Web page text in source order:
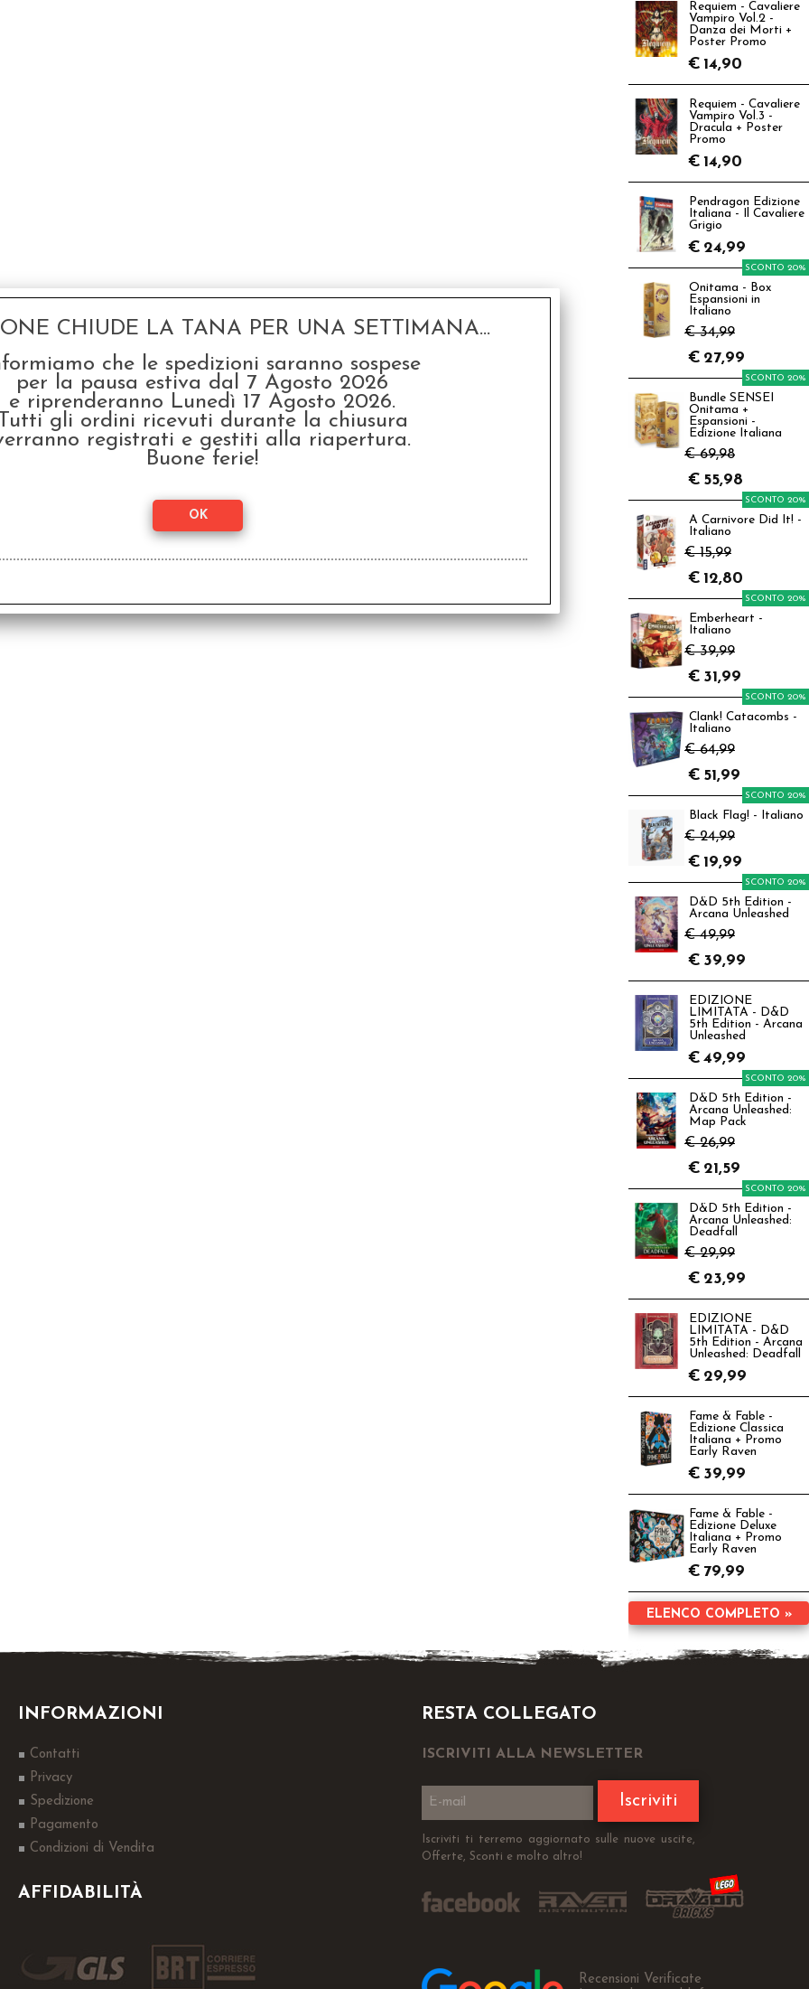
Requiem - Cavaliere
Vampiro Vol.2 -
Danza dei Morti +
Poster Promo
€ 14,90
Requiem - Cavaliere
Vampiro Vol.3 -
Dracula + Poster
Promo
€ 14,90
Pendragon Edizione
Italiana - Il Cavaliere
Grigio
€ 24,99
Onitama - Box
Espansioni in
Italiano
€ 34,99
SCONTO 20%
€ 27,99
Bundle SENSEI
Onitama +
Espansioni -
Edizione Italiana
€ 69,98
SCONTO 20%
€ 55,98
A Carnivore Did It! -
Italiano
€ 15,99
SCONTO 20%
€ 12,80
Emberheart -
Italiano
€ 39,99
SCONTO 20%
€ 31,99
Clank! Catacombs -
Italiano
€ 64,99
SCONTO 20%
€ 51,99
Black Flag! - Italiano
€ 24,99
SCONTO 20%
€ 19,99
D&D 5th Edition -
Arcana Unleashed
€ 49,99
SCONTO 20%
€ 39,99
EDIZIONE
LIMITATA - D&D
5th Edition - Arcana
Unleashed
€ 49,99
D&D 5th Edition -
Arcana Unleashed:
Map Pack
€ 26,99
SCONTO 20%
€ 21,59
D&D 5th Edition -
Arcana Unleashed:
Deadfall
€ 29,99
SCONTO 20%
€ 23,99
EDIZIONE
LIMITATA - D&D
5th Edition - Arcana
Unleashed: Deadfall
€ 29,99
Fame & Fable -
Edizione Classica
Italiana + Promo
Early Raven
€ 39,99
Fame & Fable -
Edizione Deluxe
Italiana + Promo
Early Raven
€ 79,99
ELENCO COMPLETO »
INFORMAZIONI
Contatti
Privacy
Spedizione
Pagamento
Condizioni di Vendita
AFFIDABILITÀ
RESTA COLLEGATO
ISCRIVITI ALLA NEWSLETTER
Iscriviti
Iscriviti ti terremo aggiornato sulle nuove uscite,
Offerte, Sconti e molto altro!
Recensioni Verificate
CHIUDE LA TANA PER UNA SETTIMANA...
che le spedizioni saranno sospese
per la pausa estiva dal 7 Agosto 2026
e riprenderanno Lunedì 17 Agosto 2026.
gli ordini ricevuti durante la chiusura
registrati e gestiti alla riapertura.
Buone ferie!